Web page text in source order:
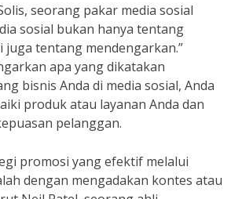
seorang pakar media sosial
sosial bukan hanya tentang
juga tentang mendengarkan.”
apa yang dikatakan
bisnis Anda di media sosial, Anda
produk atau layanan Anda dan
pelanggan.
promosi yang efektif melalui
dengan mengadakan kontes atau